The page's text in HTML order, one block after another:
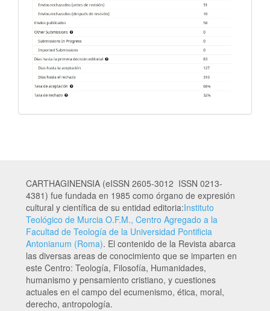
CARTHAGINENSIA (eISSN 2605-3012 ISSN 0213-
4381) fue fundada en 1985 como órgano de expresión
cultural y científica de su entidad editoria:Instituto
Teológico de Murcia O.F.M., Centro Agregado a la
Facultad de Teología de la Universidad Pontificia
Antonianum (Roma). El contenido de la Revista abarca
las diversas areas de conocimiento que se imparten en
este Centro: Teología, Filosofía, Humanidades,
humanismo y pensamiento cristiano, y cuestiones
actuales en el campo del ecumenismo, ética, moral,
derecho, antropología.